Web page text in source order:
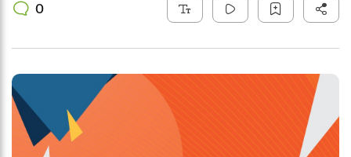
0